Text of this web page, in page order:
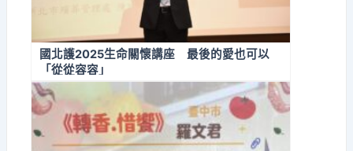
國北護2025生命關懷講座 最後的愛也可以
「從從容容」